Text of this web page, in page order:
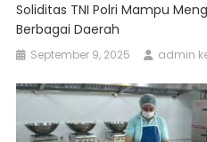
Soliditas TNI Polri Mampu
Berbagai Daerah
September 9, 2025 admin